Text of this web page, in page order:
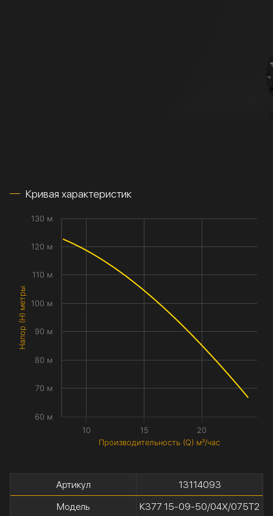
Кривая характеристик
Производительность (Q) м³/час
Напор (H) метры
10 15 20
60 м
70 м
80 м
90 м
100 м
110 м
120 м
130 м
Артикул
13114093
Модель
К377 15-09-50/04Х/075Т2